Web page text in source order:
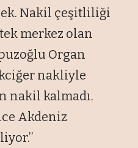
Nakil çeşitliliği
merkez olan
Organ
nakliyle
nakil kalmadı.
Akdeniz